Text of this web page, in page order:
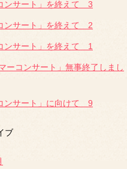
ンサート」を終えて 3
ンサート」を終えて 2
ンサート」を終えて 1
ーコンサート」無事終了しまし
ンサート」に向けて 9
ブ